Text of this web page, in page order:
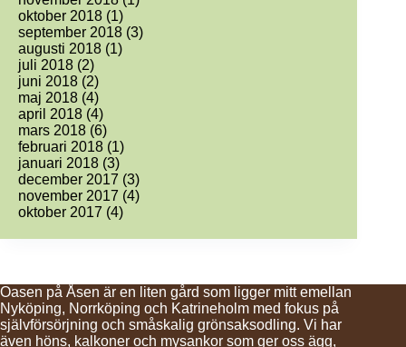
oktober 2018 (1)
september 2018 (3)
augusti 2018 (1)
juli 2018 (2)
juni 2018 (2)
maj 2018 (4)
april 2018 (4)
mars 2018 (6)
februari 2018 (1)
januari 2018 (3)
december 2017 (3)
november 2017 (4)
oktober 2017 (4)
Oasen på Åsen är en liten gård som ligger mitt emellan
Nyköping, Norrköping och Katrineholm med fokus på
självförsörjning och småskalig grönsaksodling. Vi har
även höns, kalkoner och mysankor som ger oss ägg,